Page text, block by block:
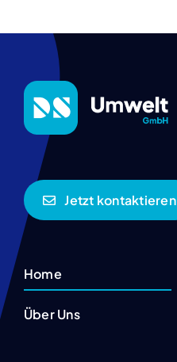
Jetzt kontaktieren
Home
Über Uns